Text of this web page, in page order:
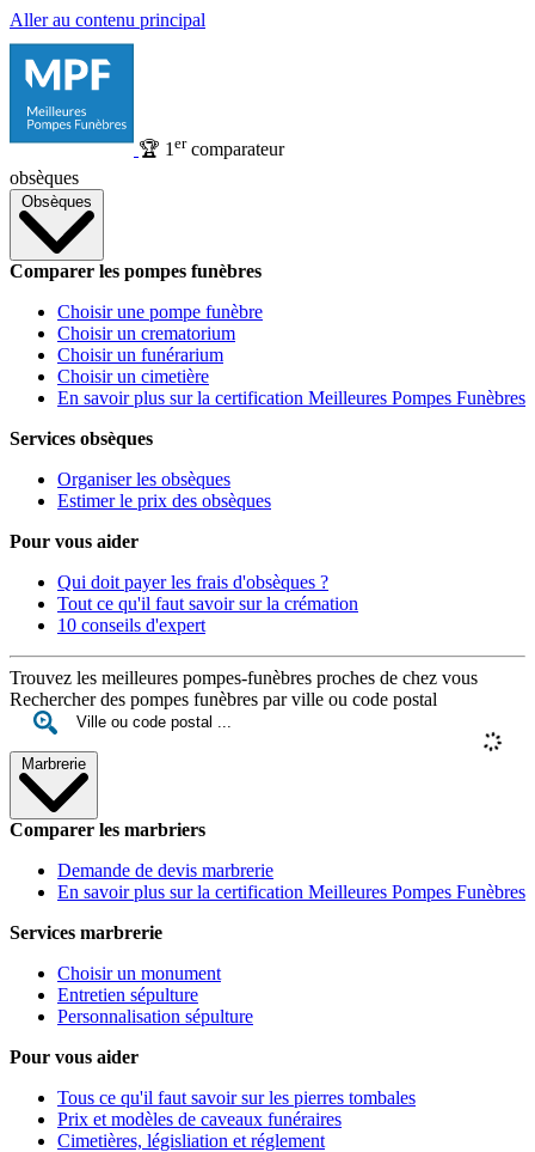
Aller au contenu principal
🏆 1 ercomparateur
obsèques
Obsèques
Comparer les pompes funèbres
Choisir une pompe funèbre
Choisir un crematorium
Choisir un funérarium
Choisir un cimetière
En savoir plus sur la certification Meilleures Pompes Funèbres
Services obsèques
Organiser les obsèques
Estimer le prix des obsèques
Pour vous aider
Qui doit payer les frais d'obsèques ?
Tout ce qu'il faut savoir sur la crémation
10 conseils d'expert
Trouvez les meilleures pompes-funèbres proches de chez vous
Rechercher des pompes funèbres par ville ou code postal
Marbrerie
Comparer les marbriers
Demande de devis marbrerie
En savoir plus sur la certification Meilleures Pompes Funèbres
Services marbrerie
Choisir un monument
Entretien sépulture
Personnalisation sépulture
Pour vous aider
Tous ce qu'il faut savoir sur les pierres tombales
Prix et modèles de caveaux funéraires
Cimetières, législiation et réglement